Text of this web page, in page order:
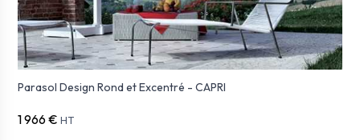
Parasol Design Rond et Excentré - CAPRI
1 966 € HT